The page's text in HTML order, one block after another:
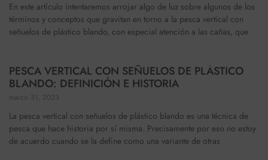
En este artículo intentaremos arrojar algo de luz sobre algunos de los
términos y conceptos que gravitan en torno a la pesca vertical con
señuelos de plástico blando, con especial atención a las cañas, que
PESCA VERTICAL CON SEÑUELOS DE PLÁSTICO
BLANDO: DEFINICIÓN E HISTORIA
marzo 31, 2023
La pesca vertical con señuelos de plástico blando es una técnica de
pesca que hace historia por sí misma. Precisamente por eso no estoy
de acuerdo cuando se la define como una variante de otras